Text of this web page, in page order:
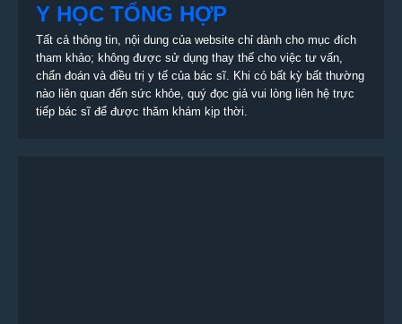
Y HỌC TỔNG HỢP
Tất cả thông tin, nội dung của website chỉ dành cho mục đích
tham khảo; không được sử dụng thay thế cho việc tư vấn,
chẩn đoán và điều trị y tế của bác sĩ. Khi có bất kỳ bất thường
nào liên quan đến sức khỏe, quý đọc giả vui lòng liên hệ trực
tiếp bác sĩ để được thăm khám kịp thời.